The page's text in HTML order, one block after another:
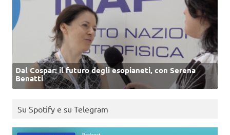
Dal Cospar: il futuro degli esopianeti, con Serena
Benatti
Su Spotify e su Telegram